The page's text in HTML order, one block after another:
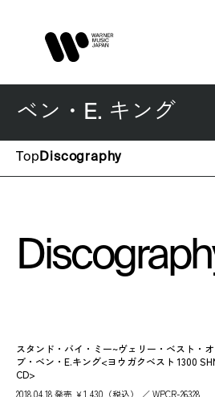
ベン・E. キング
Top Discography
スタンド・バイ・ミー~ヴェリー・ベスト・オ
ブ・ベン・E.キング<ヨウガクベスト 1300
CD>
2018.04.18 発売 ￥1,430（税込） ／ WPCR-26328